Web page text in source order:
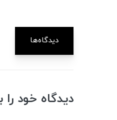
دیدگاه‌ها
دیدگاه خود را